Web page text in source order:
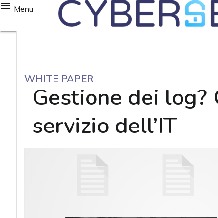
Menu
WHITE PAPER
Gestione dei log?
servizio dell’IT